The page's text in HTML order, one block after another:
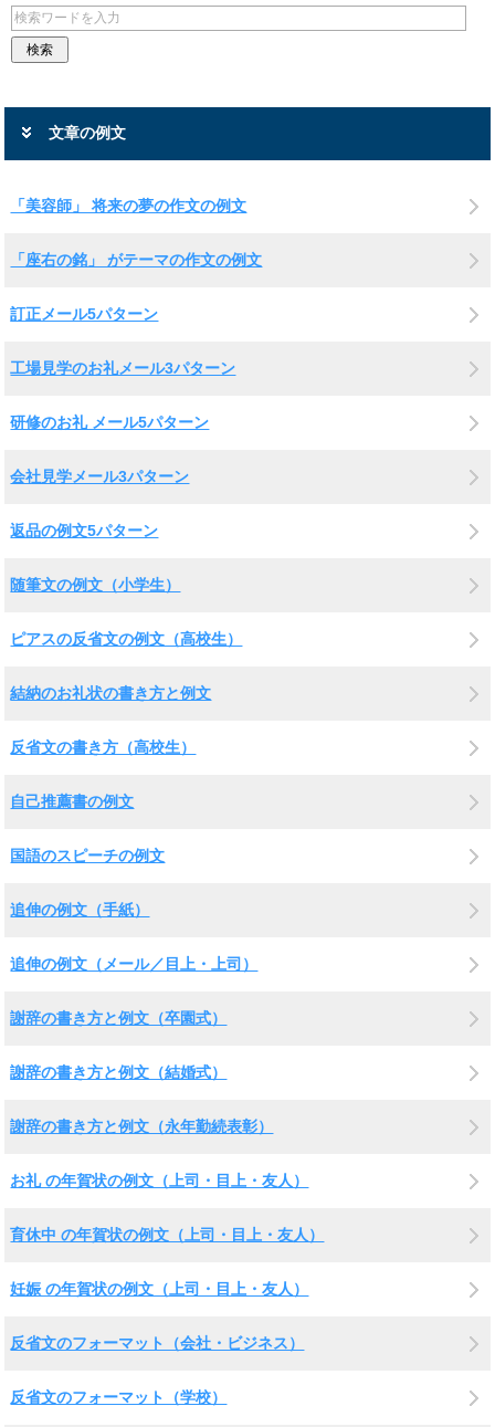
文章の例文
「美容師」 将来の夢の作文の例文
「座右の銘」 がテーマの作文の例文
訂正メール5パターン
工場見学のお礼メール3パターン
研修のお礼 メール5パターン
会社見学メール3パターン
返品の例文5パターン
随筆文の例文（小学生）
ピアスの反省文の例文（高校生）
結納のお礼状の書き方と例文
反省文の書き方（高校生）
自己推薦書の例文
国語のスピーチの例文
追伸の例文（手紙）
追伸の例文（メール／目上・上司）
謝辞の書き方と例文（卒園式）
謝辞の書き方と例文（結婚式）
謝辞の書き方と例文（永年勤続表彰）
お礼 の年賀状の例文（上司・目上・友人）
育休中 の年賀状の例文（上司・目上・友人）
妊娠 の年賀状の例文（上司・目上・友人）
反省文のフォーマット（会社・ビジネス）
反省文のフォーマット（学校）